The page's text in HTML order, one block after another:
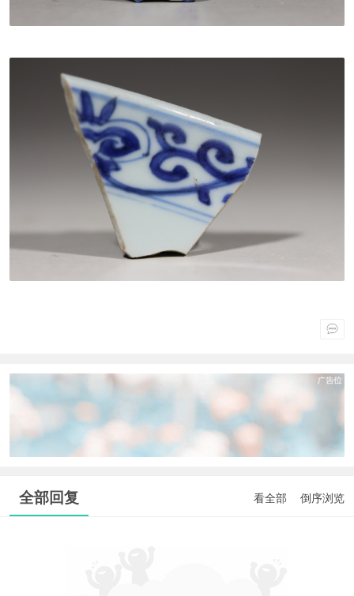
全部回复 看全部 倒序浏览